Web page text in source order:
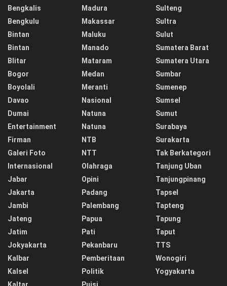
Bengkalis
Bengkulu
Bintan
Bintan
Blitar
Bogor
Boyolali
Davao
Dumai
Entertainment
Firman
Galeri Foto
Internasional
Jabar
Jakarta
Jambi
Jateng
Jatim
Jokyakarta
Kalbar
Kalsel
Madura
Makassar
Maluku
Manado
Mataram
Medan
Meranti
Nasional
Natuna
Natuna
NTB
NTT
Olahraga
Opini
Padang
Palembang
Papua
Pati
Pekanbaru
Pemberitaan
Politik
Sulteng
Sultra
Sulut
Sumatera Barat
Sumatera Utara
Sumbar
Sumenep
Sumsel
Sumut
Surabaya
Surakarta
Tak Berkategori
Tanjung Uban
Tanjungpinang
Tapsel
Tapteng
Tapung
Taput
TTS
Wonogiri
Yogyakarta